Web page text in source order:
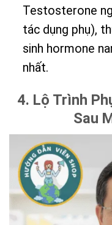
Testosterone
tác dụng phụ),
sinh hormone
nhất.
4. Lộ Trình
Sau